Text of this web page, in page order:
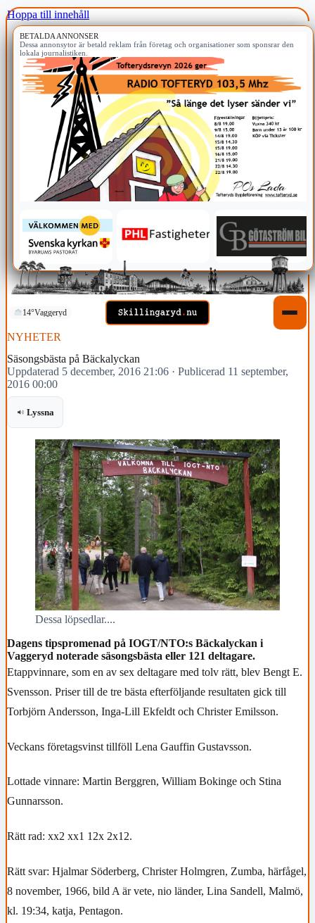
Hoppa till innehåll
BETALDA ANNONSER
Dessa annonsytor är betald reklam från företag och organisationer som sponsrar den
lokala journalistiken.
14°Vaggeryd
NYHETER
Säsongsbästa på Bäckalyckan
Uppdaterad 5 december, 2016 21:06 · Publicerad 11 september,
2016 00:00
Lyssna
Dessa löpsedlar....
Dagens tipspromenad på IOGT/NTO:s Bäckalyckan i
Vaggeryd noterade säsongsbästa eller 121 deltagare.
Etappvinnare, som en av sex deltagare med tolv rätt, blev Bengt E.
Svensson. Priser till de tre bästa efterföljande resultaten gick till
Torbjörn Andersson, Inga-Lill Ekfeldt och Christer Emilsson.
Veckans företagsvinst tillföll Lena Gauffin Gustavsson.
Lottade vinnare: Martin Berggren, William Bokinge och Stina
Gunnarsson.
Rätt rad: xx2 xx1 12x 2x12.
Rätt svar: Hjalmar Söderberg, Christer Holmgren, Zumba, härfågel,
8 november, 1966, bild A är vete, nio länder, Lina Sandell, Malmö,
kl. 19:34, katja, Pentagon.